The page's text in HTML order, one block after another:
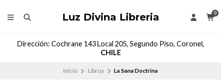
Luz Divina Libreria 0
Dirección: Cochrane 143 Local 205, Segundo Piso, Coronel,
CHILE
Inicio Libros La Sana Doctrina